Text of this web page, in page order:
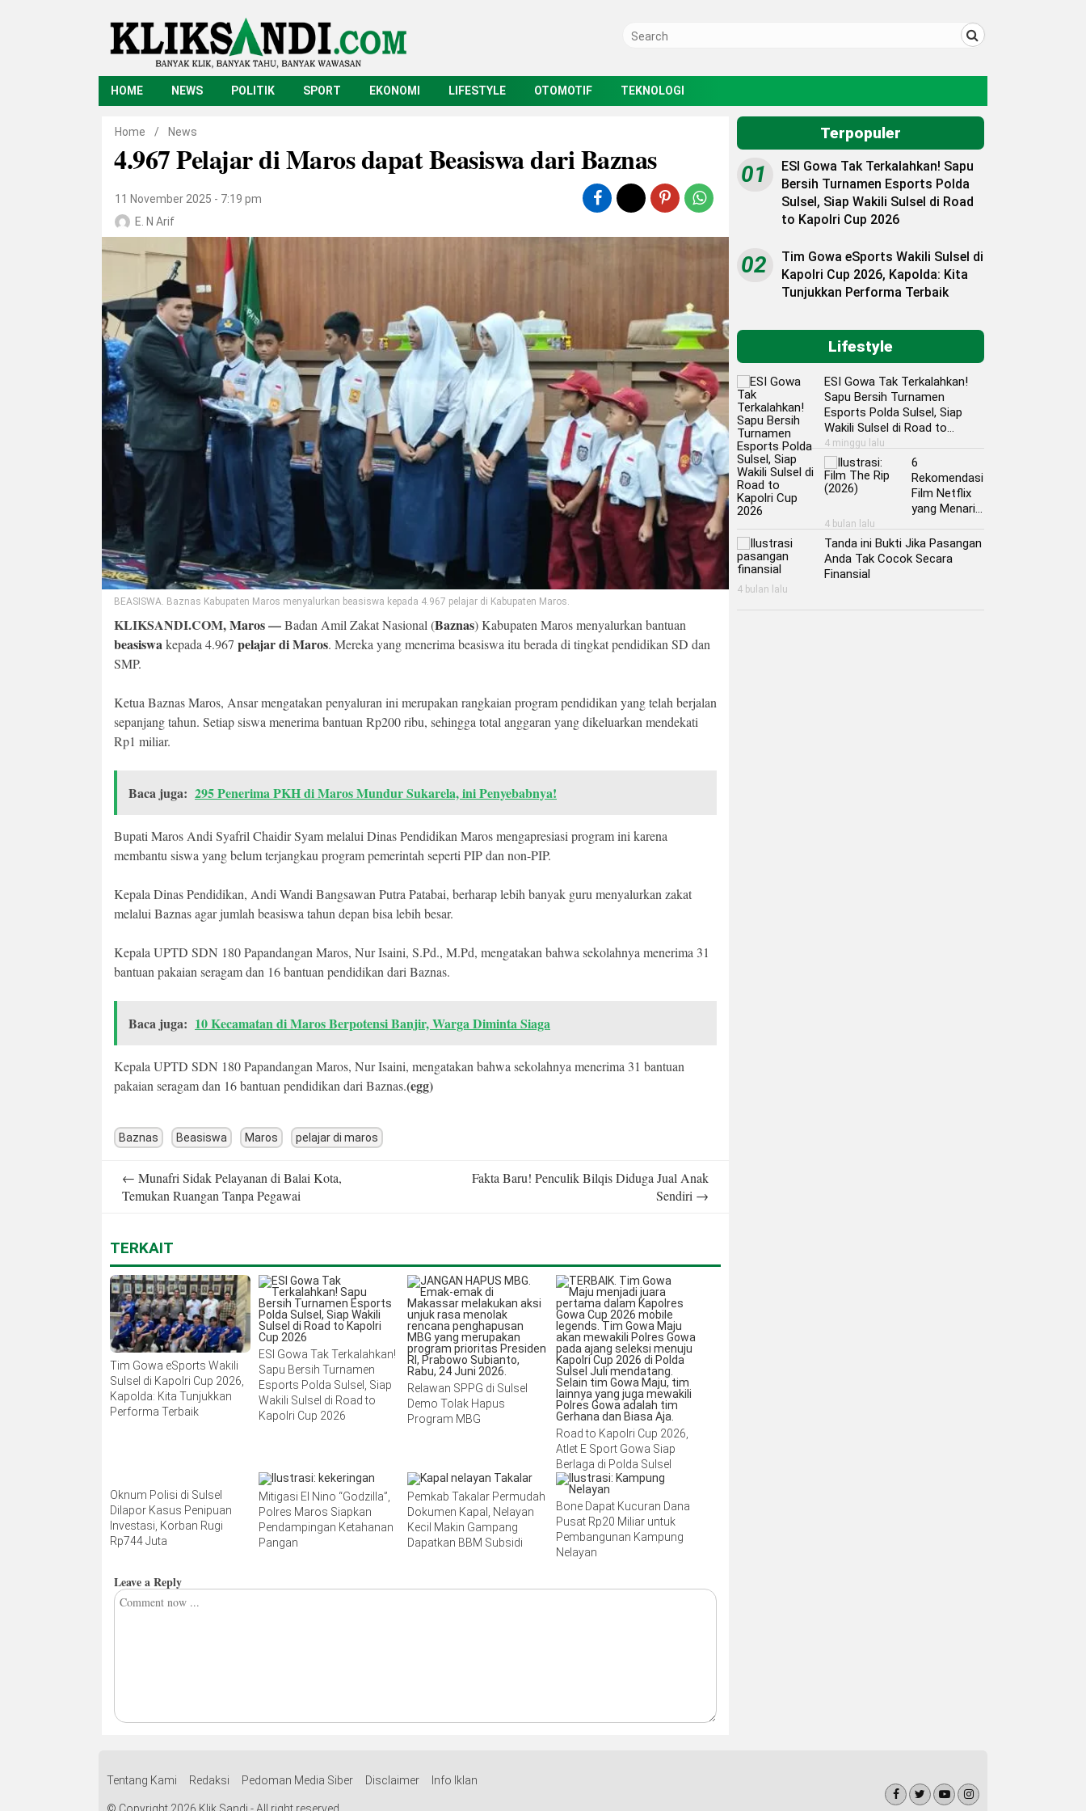
HOME NEWS POLITIK SPORT EKONOMI LIFESTYLE OTOMOTIF TEKNOLOGI
Home / News
4.967 Pelajar di Maros dapat Beasiswa dari Baznas
11 November 2025 - 7:19 pm
E. N Arif
BEASISWA. Baznas Kabupaten Maros menyalurkan beasiswa kepada 4.967 pelajar di Kabupaten Maros.
KLIKSANDI.COM,Maros—Badan Amil Zakat Nasional (Baznas) Kabupaten Maros menyalurkan bantuan
beasiswakepada 4.967 pelajar di Maros. Mereka yang menerima beasiswa itu berada di tingkat pendidikan SD dan
SMP.
Ketua Baznas Maros, Ansar mengatakan penyaluran ini merupakan rangkaian program pendidikan yang telah berjalan
sepanjang tahun. Setiap siswa menerima bantuan Rp200 ribu, sehingga total anggaran yang dikeluarkan mendekati
Rp1 miliar.
Baca juga: 295 Penerima PKH di Maros Mundur Sukarela, ini Penyebabnya!
Bupati Maros Andi Syafril Chaidir Syam melalui Dinas Pendidikan Maros mengapresiasi program ini karena
membantu siswa yang belum terjangkau program pemerintah seperti PIP dan non-PIP.
Kepala Dinas Pendidikan, Andi Wandi Bangsawan Putra Patabai, berharap lebih banyak guru menyalurkan zakat
melalui Baznas agar jumlah beasiswa tahun depan bisa lebih besar.
Kepala UPTD SDN 180 Papandangan Maros, Nur Isaini, S.Pd., M.Pd, mengatakan bahwa sekolahnya menerima 31
bantuan pakaian seragam dan 16 bantuan pendidikan dari Baznas.
Baca juga: 10 Kecamatan di Maros Berpotensi Banjir, Warga Diminta Siaga
Kepala UPTD SDN 180 Papandangan Maros, Nur Isaini, mengatakan bahwa sekolahnya menerima 31 bantuan
pakaian seragam dan 16 bantuan pendidikan dari Baznas.(egg)
Baznas Beasiswa Maros pelajar di maros
navigation
← Munafri Sidak Pelayanan di Balai Kota,
Temukan Ruangan Tanpa Pegawai
Fakta Baru! Penculik Bilqis Diduga Jual Anak
Sendiri →
TERKAIT
Tim Gowa eSports Wakili
Sulsel di Kapolri Cup 2026,
Kapolda: Kita Tunjukkan
Performa Terbaik
ESI Gowa Tak Terkalahkan!
Sapu Bersih Turnamen
Esports Polda Sulsel, Siap
Wakili Sulsel di Road to
Kapolri Cup 2026
Relawan SPPG di Sulsel
Demo Tolak Hapus
Program MBG
Road to Kapolri Cup 2026,
Atlet E Sport Gowa Siap
Berlaga di Polda Sulsel
Oknum Polisi di Sulsel
Dilapor Kasus Penipuan
Investasi, Korban Rugi
Rp744 Juta
Mitigasi El Nino “Godzilla”,
Polres Maros Siapkan
Pendampingan Ketahanan
Pangan
Pemkab Takalar Permudah
Dokumen Kapal, Nelayan
Kecil Makin Gampang
Dapatkan BBM Subsidi
Bone Dapat Kucuran Dana
Pusat Rp20 Miliar untuk
Pembangunan Kampung
Nelayan
Leave a Reply
Terpopuler
01
ESI Gowa Tak Terkalahkan! Sapu
Bersih Turnamen Esports Polda
Sulsel, Siap Wakili Sulsel di Road
to Kapolri Cup 2026
02
Tim Gowa eSports Wakili Sulsel di
Kapolri Cup 2026, Kapolda: Kita
Tunjukkan Performa Terbaik
Lifestyle
ESI Gowa Tak Terkalahkan!
Sapu Bersih Turnamen
Esports Polda Sulsel, Siap
Wakili Sulsel di Road to
Kapolri Cup 2026
4 minggu lalu
6
Rekomendasi
Film Netflix
yang Menarik
Nonton Akhir
Pekan ini
4 bulan lalu
Tanda ini Bukti Jika Pasangan
Anda Tak Cocok Secara
Finansial
4 bulan lalu
Tentang Kami Redaksi Pedoman Media Siber Disclaimer Info Iklan
© Copyright 2026 Klik Sandi - All right reserved